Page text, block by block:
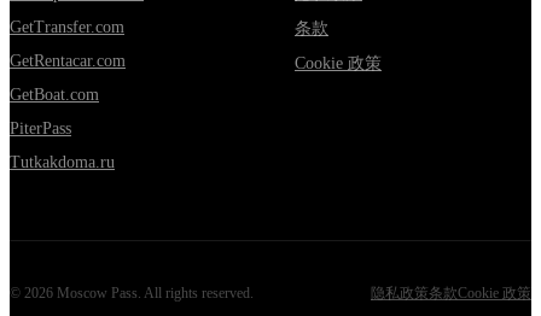
GetTransfer.com
GetRentacar.com
GetBoat.com
PiterPass
Tutkakdoma.ru
条款
Cookie 政策
© 2026 Moscow Pass. All rights reserved. 隐私政策条款Cookie 政策